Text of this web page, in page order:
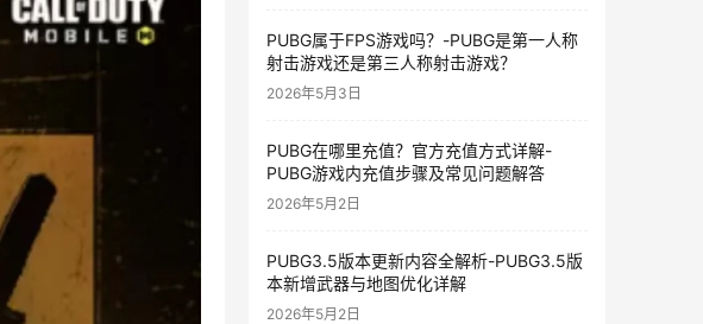
PUBG属于FPS游戏吗？-PUBG是第一人称
射击游戏还是第三人称射击游戏？
2026年5月3日
PUBG在哪里充值？官方充值方式详解-
PUBG游戏内充值步骤及常见问题解答
2026年5月2日
PUBG3.5版本更新内容全解析-PUBG3.5版
本新增武器与地图优化详解
2026年5月2日